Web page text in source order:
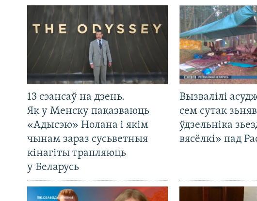
13 сэансаў на дзень.
Як у Менску паказваюць
«Адысэю» Нолана і якім
чынам зараз сусьветныя
кінагіты трапляюць
у Беларусь
Вызвалілі
сем сутак
ўдзельніка
вясёлкі» пад